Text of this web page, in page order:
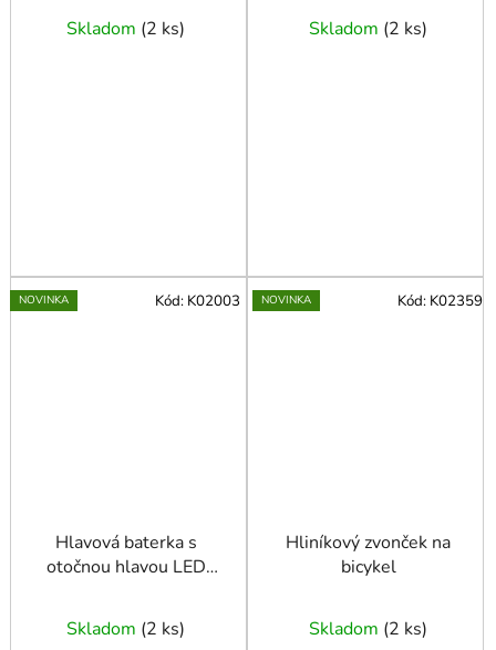
Skladom (2 ks) Skladom (2 ks)
NOVINKA
Hlavová baterka s
otočnou hlavou LED
800mAh IP20 (240)
Skladom (2 ks)
Kód: K02003 NOVINKA
Hliníkový zvonček na
bicykel
Skladom (2 ks)
Kód: K02359